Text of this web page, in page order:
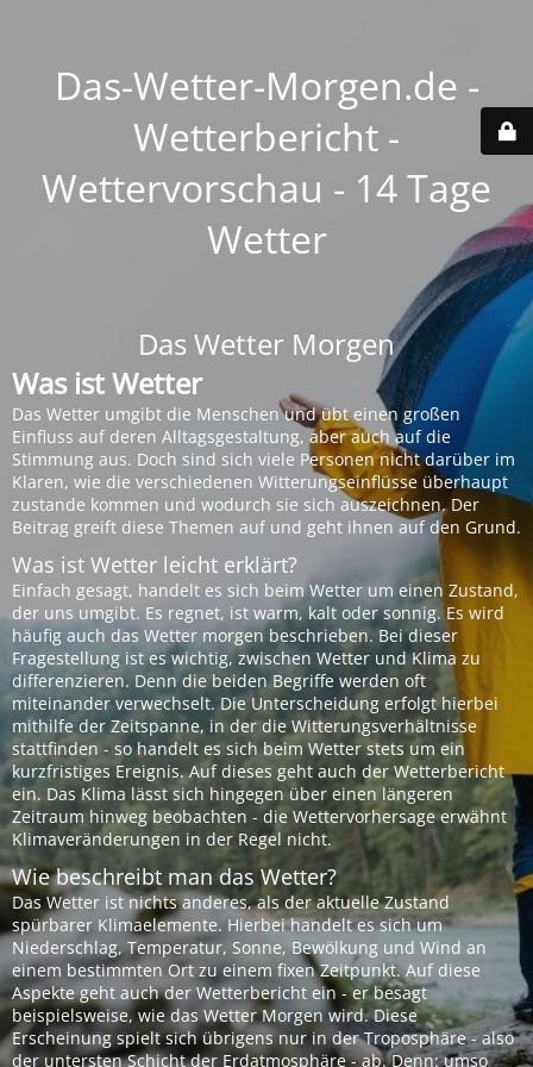
Das-Wetter-Morgen.de -
Wetterbericht -
Wettervorschau - 14 Tage
Wetter
Das Wetter Morgen
Was ist Wetter
Das Wetter umgibt die Menschen und übt einen großen
Einfluss auf deren Alltagsgestaltung, aber auch auf die
Stimmung aus. Doch sind sich viele Personen nicht darüber im
Klaren, wie die verschiedenen Witterungseinflüsse überhaupt
zustande kommen und wodurch sie sich auszeichnen. Der
Beitrag greift diese Themen auf und geht ihnen auf den Grund.
Was ist Wetter leicht erklärt?
Einfach gesagt, handelt es sich beim Wetter um einen Zustand,
der uns umgibt. Es regnet, ist warm, kalt oder sonnig. Es wird
häufig auch das Wetter morgen beschrieben. Bei dieser
Fragestellung ist es wichtig, zwischen Wetter und Klima zu
differenzieren. Denn die beiden Begriffe werden oft
miteinander verwechselt. Die Unterscheidung erfolgt hierbei
mithilfe der Zeitspanne, in der die Witterungsverhältnisse
stattfinden - so handelt es sich beim Wetter stets um ein
kurzfristiges Ereignis. Auf dieses geht auch der Wetterbericht
ein. Das Klima lässt sich hingegen über einen längeren
Zeitraum hinweg beobachten - die Wettervorhersage erwähnt
Klimaveränderungen in der Regel nicht.
Wie beschreibt man das Wetter?
Das Wetter ist nichts anderes, als der aktuelle Zustand
spürbarer Klimaelemente. Hierbei handelt es sich um
Niederschlag, Temperatur, Sonne, Bewölkung und Wind an
einem bestimmten Ort zu einem fixen Zeitpunkt. Auf diese
Aspekte geht auch der Wetterbericht ein - er besagt
beispielsweise, wie das Wetter Morgen wird. Diese
Erscheinung spielt sich übrigens nur in der Troposphäre - also
der untersten Schicht der Erdatmosphäre - ab. Denn: umso